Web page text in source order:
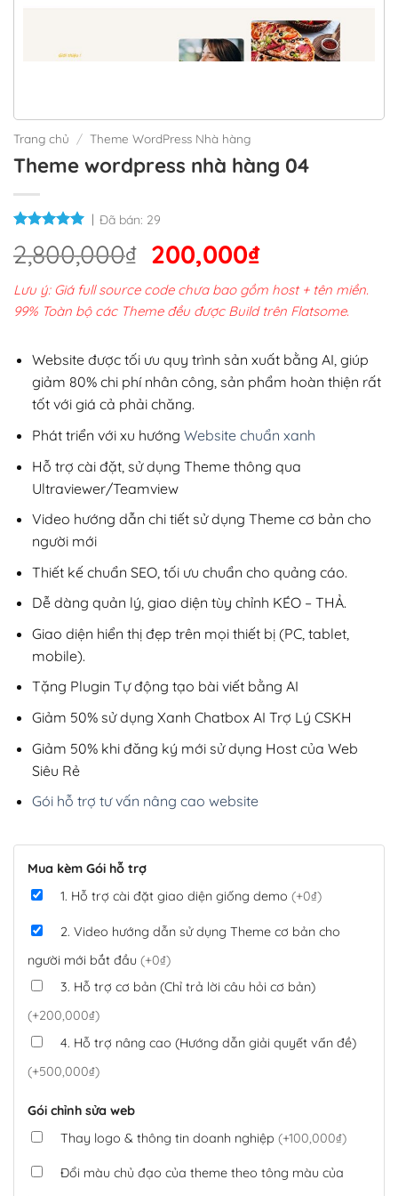
Trang chủ / Theme WordPress Nhà hàng
Theme wordpress nhà hàng 04
Đã bán: 29
2,800,000₫ Giá
gốc
là:
2,800,000₫.
200,000₫Giá
hiện
tại
200,000₫.
Lưu ý: Giá full source code chưa bao gồm host + tên miền.
99% Toàn bộ các Theme đều được Build trên Flatsome.
Website được tối ưu quy trình sản xuất bằng AI, giúp
giảm 80% chi phí nhân công, sản phẩm hoàn thiện rất
tốt với giá cả phải chăng.
Phát triển với xu hướng Website chuẩn xanh
Hỗ trợ cài đặt, sử dụng Theme thông qua
Ultraviewer/Teamview
Video hướng dẫn chi tiết sử dụng Theme cơ bản cho
người mới
Thiết kế chuẩn SEO, tối ưu chuẩn cho quảng cáo.
Dễ dàng quản lý, giao diện tùy chỉnh KÉO – THẢ.
Giao diện hiển thị đẹp trên mọi thiết bị (PC, tablet,
mobile).
Tặng Plugin Tự động tạo bài viết bằng AI
Giảm 50% sử dụng Xanh Chatbox AI Trợ Lý CSKH
Giảm 50% khi đăng ký mới sử dụng Host của Web
Siêu Rẻ
Gói hỗ trợ tư vấn nâng cao website
Mua kèm Gói hỗ trợ
1. Hỗ trợ cài đặt giao diện giống demo (+0₫)
2. Video hướng dẫn sử dụng Theme cơ bản cho
người mới bắt đầu (+0₫)
3. Hỗ trợ cơ bản (Chỉ trả lời câu hỏi cơ bản)
(+200,000₫)
4. Hỗ trợ nâng cao (Hướng dẫn giải quyết vấn đề)
(+500,000₫)
Gói chỉnh sửa web
Thay logo & thông tin doanh nghiệp (+100,000₫)
Đổi màu chủ đạo của theme theo tông màu của